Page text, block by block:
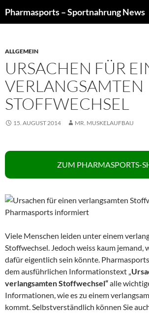
Inhalt
Pharmasports – Sportnahrung News
ALLGEMEIN
URSACHEN FÜR
VERLANGSAMTEN
STOFFWECHSEL
15. AUGUST 2014 MR. MUSKELAUFBAU
ZUM PHARMASPORTS-
Viele Menschen leiden unter einem
Stoffwechsel. Jedoch weiss kaum jemand,
dafür eigentlich sein könnte.
dem ausführlichen Informationstext „
verlangsamten Stoffwechsel“alle
Informationen, wie es zu einem
kommt. Selbstverständlich können Sie